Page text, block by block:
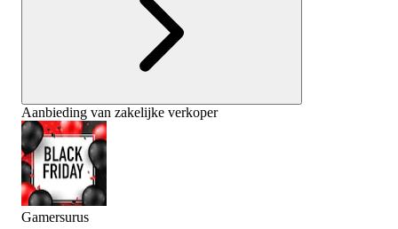
Aanbieding van zakelijke verkoper
Gamersurus